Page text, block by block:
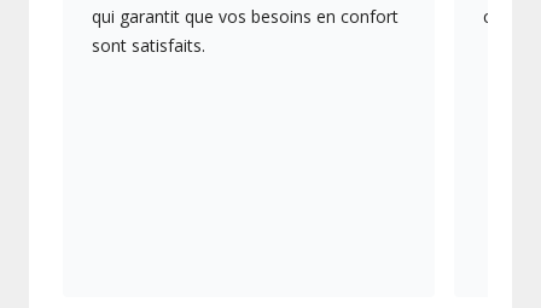
qui garantit que vos besoins en confort
sont satisfaits.